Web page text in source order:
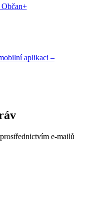
aplikaci –
prostřednictvím e-mailů